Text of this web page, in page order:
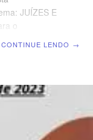
JUÍZES E
o
Leitura
Prática Não
o
CONTINUE LENDO →